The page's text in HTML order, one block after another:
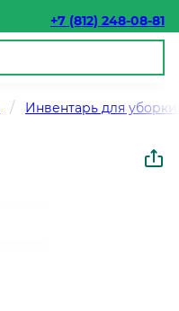
+7 (812) 248-08-81
Инвентарь для